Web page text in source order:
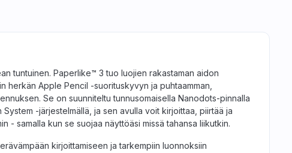
tuntuinen. Paperlike™ 3 tuo luojien rakastaman aidon
herkän Apple Pencil -suorituskyvyn ja puhtaamman,
Se on suunniteltu tunnusomaisella Nanodots-pinnalla
-järjestelmällä, ja sen avulla voit kirjoittaa, piirtää ja
- samalla kun se suojaa näyttöäsi missä tahansa liikutkin.
kirjoittamiseen ja tarkempiin luonnoksiin